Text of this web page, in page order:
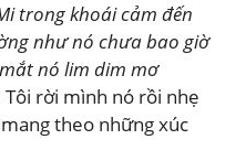
trong khoái cảm đến
như nó chưa bao giờ
nó lim dim mơ
Tôi rời mình nó rồi nhẹ
theo những xúc